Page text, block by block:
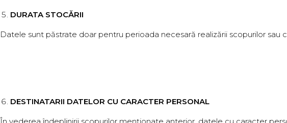
DURATA STOCĂRII
Datele sunt păstrate doar pentru perioada necesară realizării scopurilor sau
DESTINATARII DATELOR CU CARACTER PERSONAL